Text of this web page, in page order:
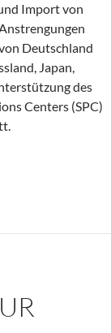
Import von
Deutschland
Japan,
des
Centers (SPC)